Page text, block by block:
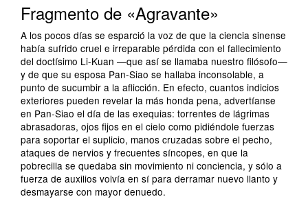
Fragmento de «Agravante»
A los pocos días se esparció la voz de que la ciencia sinense
había sufrido cruel e irreparable pérdida con el fallecimiento
del doctísimo Li-Kuan —que así se llamaba nuestro filósofo—
y de que su esposa Pan-Siao se hallaba inconsolable, a
punto de sucumbir a la aflicción. En efecto, cuantos indicios
exteriores pueden revelar la más honda pena, advertíanse
en Pan-Siao el día de las exequias: torrentes de lágrimas
abrasadoras, ojos fijos en el cielo como pidiéndole fuerzas
para soportar el suplicio, manos cruzadas sobre el pecho,
ataques de nervios y frecuentes síncopes, en que la
pobrecilla se quedaba sin movimiento ni conciencia, y sólo a
fuerza de auxilios volvía en sí para derramar nuevo llanto y
desmayarse con mayor denuedo.